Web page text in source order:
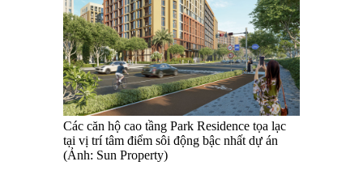
Các căn hộ cao tầng Park Residence tọa lạc
tại vị trí tâm điểm sôi động bậc nhất dự án
(Ảnh: Sun Property)